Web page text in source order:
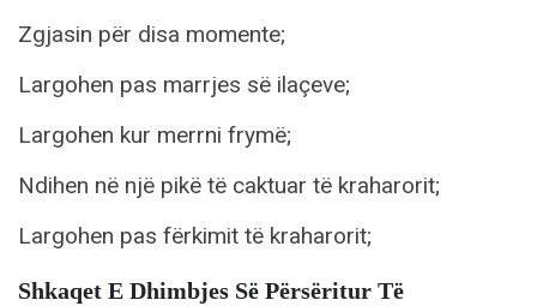
Zgjasin për disa momente;
Largohen pas marrjes së ilaçeve;
Largohen kur merrni frymë;
Ndihen në një pikë të caktuar të kraharorit;
Largohen pas fërkimit të kraharorit;
Shkaqet E Dhimbjes Së Përsëritur Të